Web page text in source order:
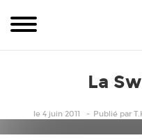
La
le 4 juin 2011 Publiépar